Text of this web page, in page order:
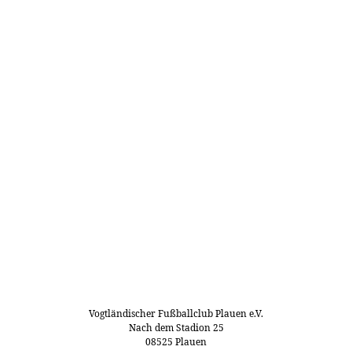
Vogtländischer Fußballclub Plauen e.V.
Nach dem Stadion 25
08525 Plauen